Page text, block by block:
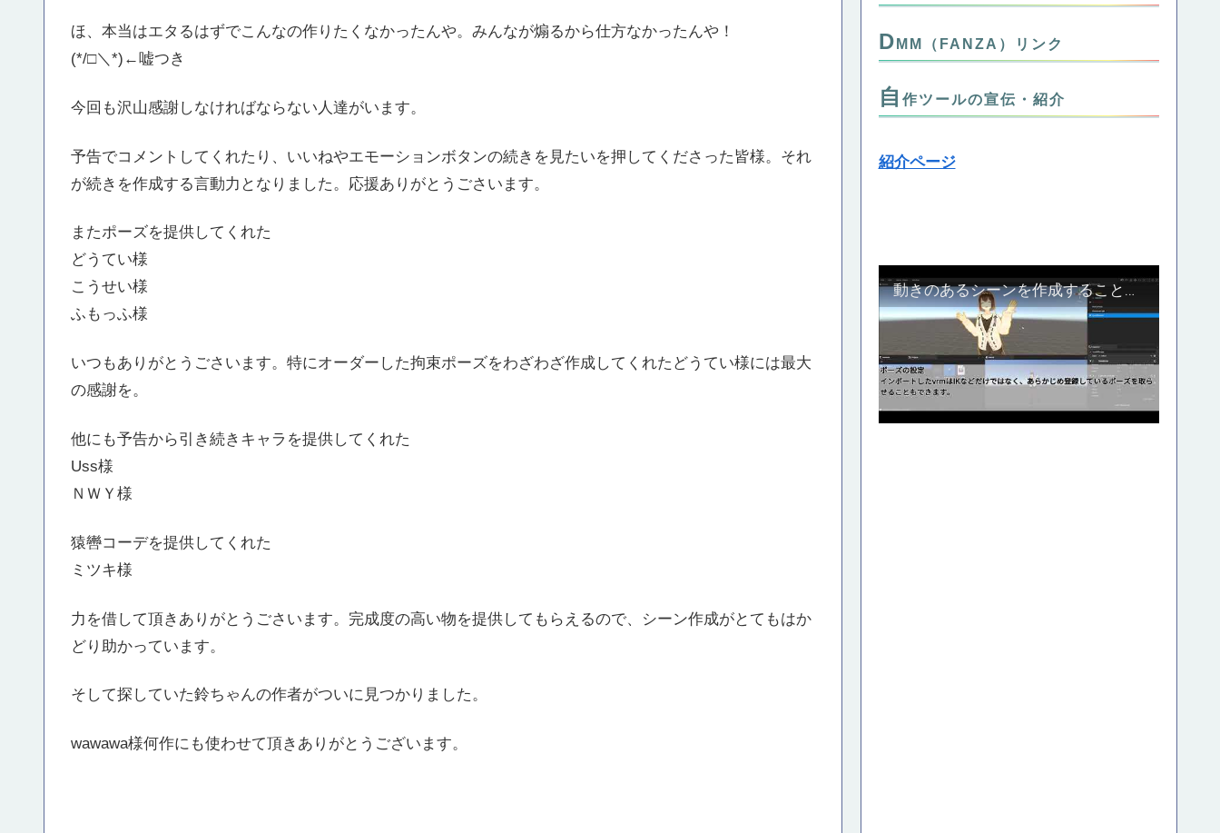
ほ、本当はエタるはずでこんなの作りたくなかったんや。みんなが煽るから仕方なかったんや！
(*/□＼*)←嘘つき
今回も沢山感謝しなければならない人達がいます。
予告でコメントしてくれたり、いいねやエモーションボタンの続きを見たいを押してくださった皆様。それ
が続きを作成する言動力となりました。応援ありがとうごさいます。
またポーズを提供してくれた
どうてい様
こうせい様
ふもっふ様
いつもありがとうごさいます。特にオーダーした拘束ポーズをわざわざ作成してくれたどうてい様には最大
の感謝を。
他にも予告から引き続きキャラを提供してくれた
Uss様
ＮＷＹ様
猿轡コーデを提供してくれた
ミツキ様
力を借して頂きありがとうごさいます。完成度の高い物を提供してもらえるので、シーン作成がとてもはか
どり助かっています。
そして探していた鈴ちゃんの作者がついに見つかりました。
wawawa様何作にも使わせて頂きありがとうございます。
D MM（FANZA）リンク
自 作ツールの宣伝・紹介
紹介ページ
動きのあるシーンを作成することのできる自作の３Dスタジオツール、Crend紹介動画_Part1